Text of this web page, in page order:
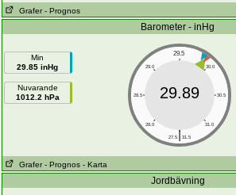
Grafer - Prognos
Barometer - inHg
Min
29.85 inHg
Nuvarande
1012.2 hPa
29.5
29.0 30.0
28.5 30.5
28.0 31.0
|
27.5 31.5
29.89
Grafer - Prognos - Karta
Jordbävning